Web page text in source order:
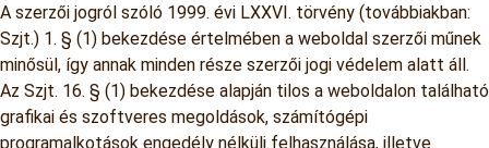
A szerzői jogról szóló 1999. évi LXXVI. törvény (továbbiakban:
Szjt.) 1. § (1) bekezdése értelmében a weboldal szerzői műnek
minősül, így annak minden része szerzői jogi védelem alatt áll.
Az Szjt. 16. § (1) bekezdése alapján tilos a weboldalon található
grafikai és szoftveres megoldások, számítógépi
programalkotások engedély nélküli felhasználása, illetve